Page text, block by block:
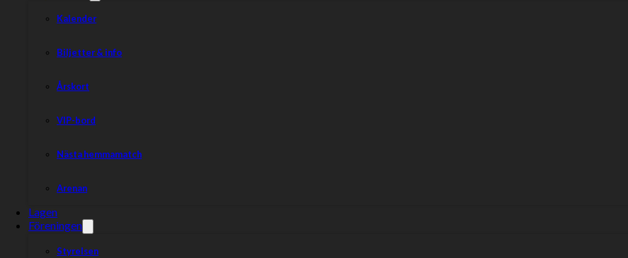
Kalender
Biljetter & info
Årskort
VIP-bord
Nästa hemmamatch
Arenan
Lagen
Föreningen
Styrelsen